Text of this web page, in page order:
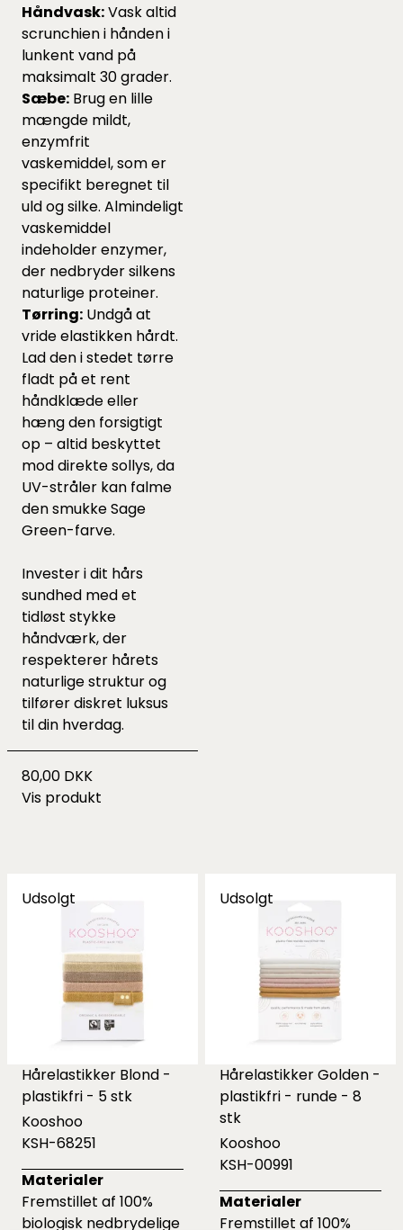
Håndvask:Vask altid
scrunchien i hånden i
lunkent vand på
maksimalt 30 grader.
Sæbe: Brug en lille
mængde mildt,
enzymfrit
vaskemiddel, som er
specifikt beregnet til
uld og silke. Almindeligt
vaskemiddel
indeholder enzymer,
der nedbryder silkens
naturlige proteiner.
Tørring: Undgå at
vride elastikken hårdt.
Lad den i stedet tørre
fladt på et rent
håndklæde eller
hæng den forsigtigt
op – altid beskyttet
mod direkte sollys, da
UV-stråler kan falme
den smukke Sage
Green-farve.
Invester i dit hårs
sundhed med et
tidløst stykke
håndværk, der
respekterer hårets
naturlige struktur og
tilfører diskret luksus
til din hverdag.
80,00 DKK
Vis produkt
Udsolgt
Hårelastikker Blond -
plastikfri - 5 stk
Kooshoo
KSH-68251
Materialer
Fremstillet af 100%
biologisk nedbrydelige
Udsolgt
Hårelastikker Golden -
plastikfri - runde - 8
stk
Kooshoo
KSH-00991
Materialer
Fremstillet af 100%